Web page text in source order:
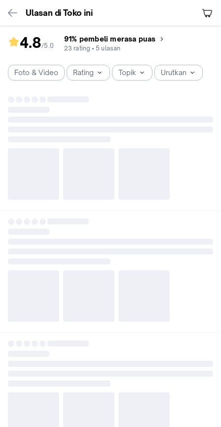
Ulasan di Toko ini
4.8/5.0
rating
4.8
dari
91% pembeli merasa puas
23 rating • 5 ulasan
Foto & Video Rating Topik Urutkan